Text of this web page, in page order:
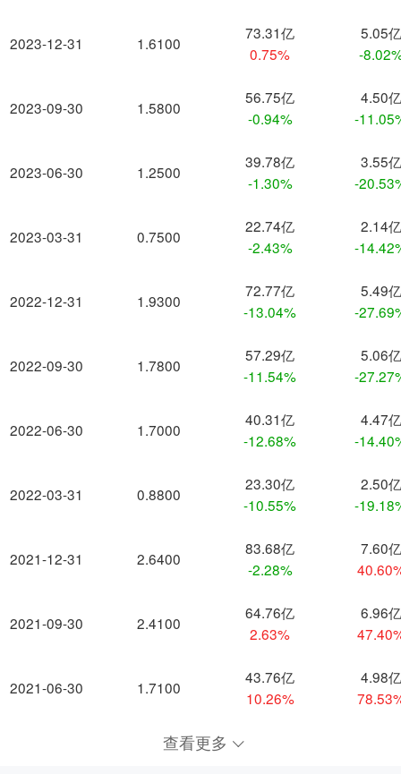
2023-12-31
2023-09-30
2023-06-30
2023-03-31
2022-12-31
2022-09-30
2022-06-30
2022-03-31
2021-12-31
2021-09-30
2021-06-30
1.6100
73.31亿
0.75%
5.05亿
-
1.5800
56.75亿
-0.94%
4.50亿
-
1.2500
39.78亿
-1.30%
3.55亿
-
0.7500
22.74亿
-2.43%
2.14亿
-
1.9300
72.77亿
-13.04%
5.49亿
-
1.7800
57.29亿
-11.54%
5.06亿
-
1.7000
40.31亿
-12.68%
4.47亿
-
0.8800
23.30亿
-10.55%
2.50亿
-
2.6400
83.68亿
-2.28%
7.60亿
2.4100
64.76亿
2.63%
6.96亿
1.7100
43.76亿
10.26%
4.98亿
查看更多